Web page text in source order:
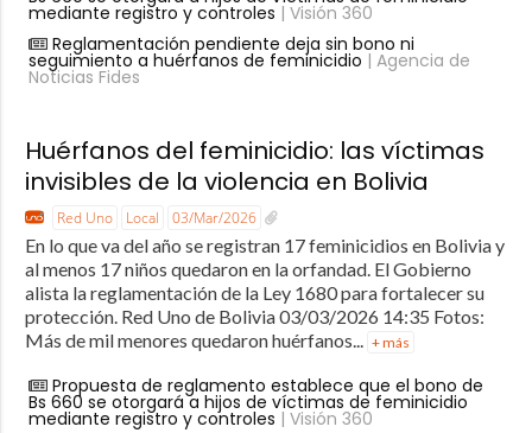
mediante registro y controles | Visión 360
Reglamentación pendiente deja sin bono ni
seguimiento a huérfanos de feminicidio | Agencia de
Noticias Fides
Huérfanos del feminicidio: las víctimas
invisibles de la violencia en Bolivia
Red Uno Local 03/Mar/2026
En lo que va del año se registran 17 feminicidios en Bolivia y
al menos 17 niños quedaron en la orfandad. El Gobierno
alista la reglamentación de la Ley 1680 para fortalecer su
protección. Red Uno de Bolivia 03/03/2026 14:35 Fotos:
Más de mil menores quedaron huérfanos... + más
Propuesta de reglamento establece que el bono de
Bs 660 se otorgará a hijos de víctimas de feminicidio
mediante registro y controles | Visión 360